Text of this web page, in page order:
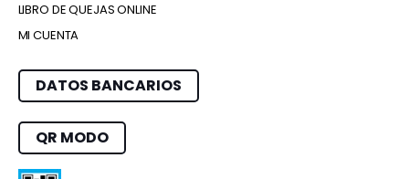
LIBRO DE QUEJAS ONLINE
MI CUENTA
DATOS BANCARIOS
QR MODO